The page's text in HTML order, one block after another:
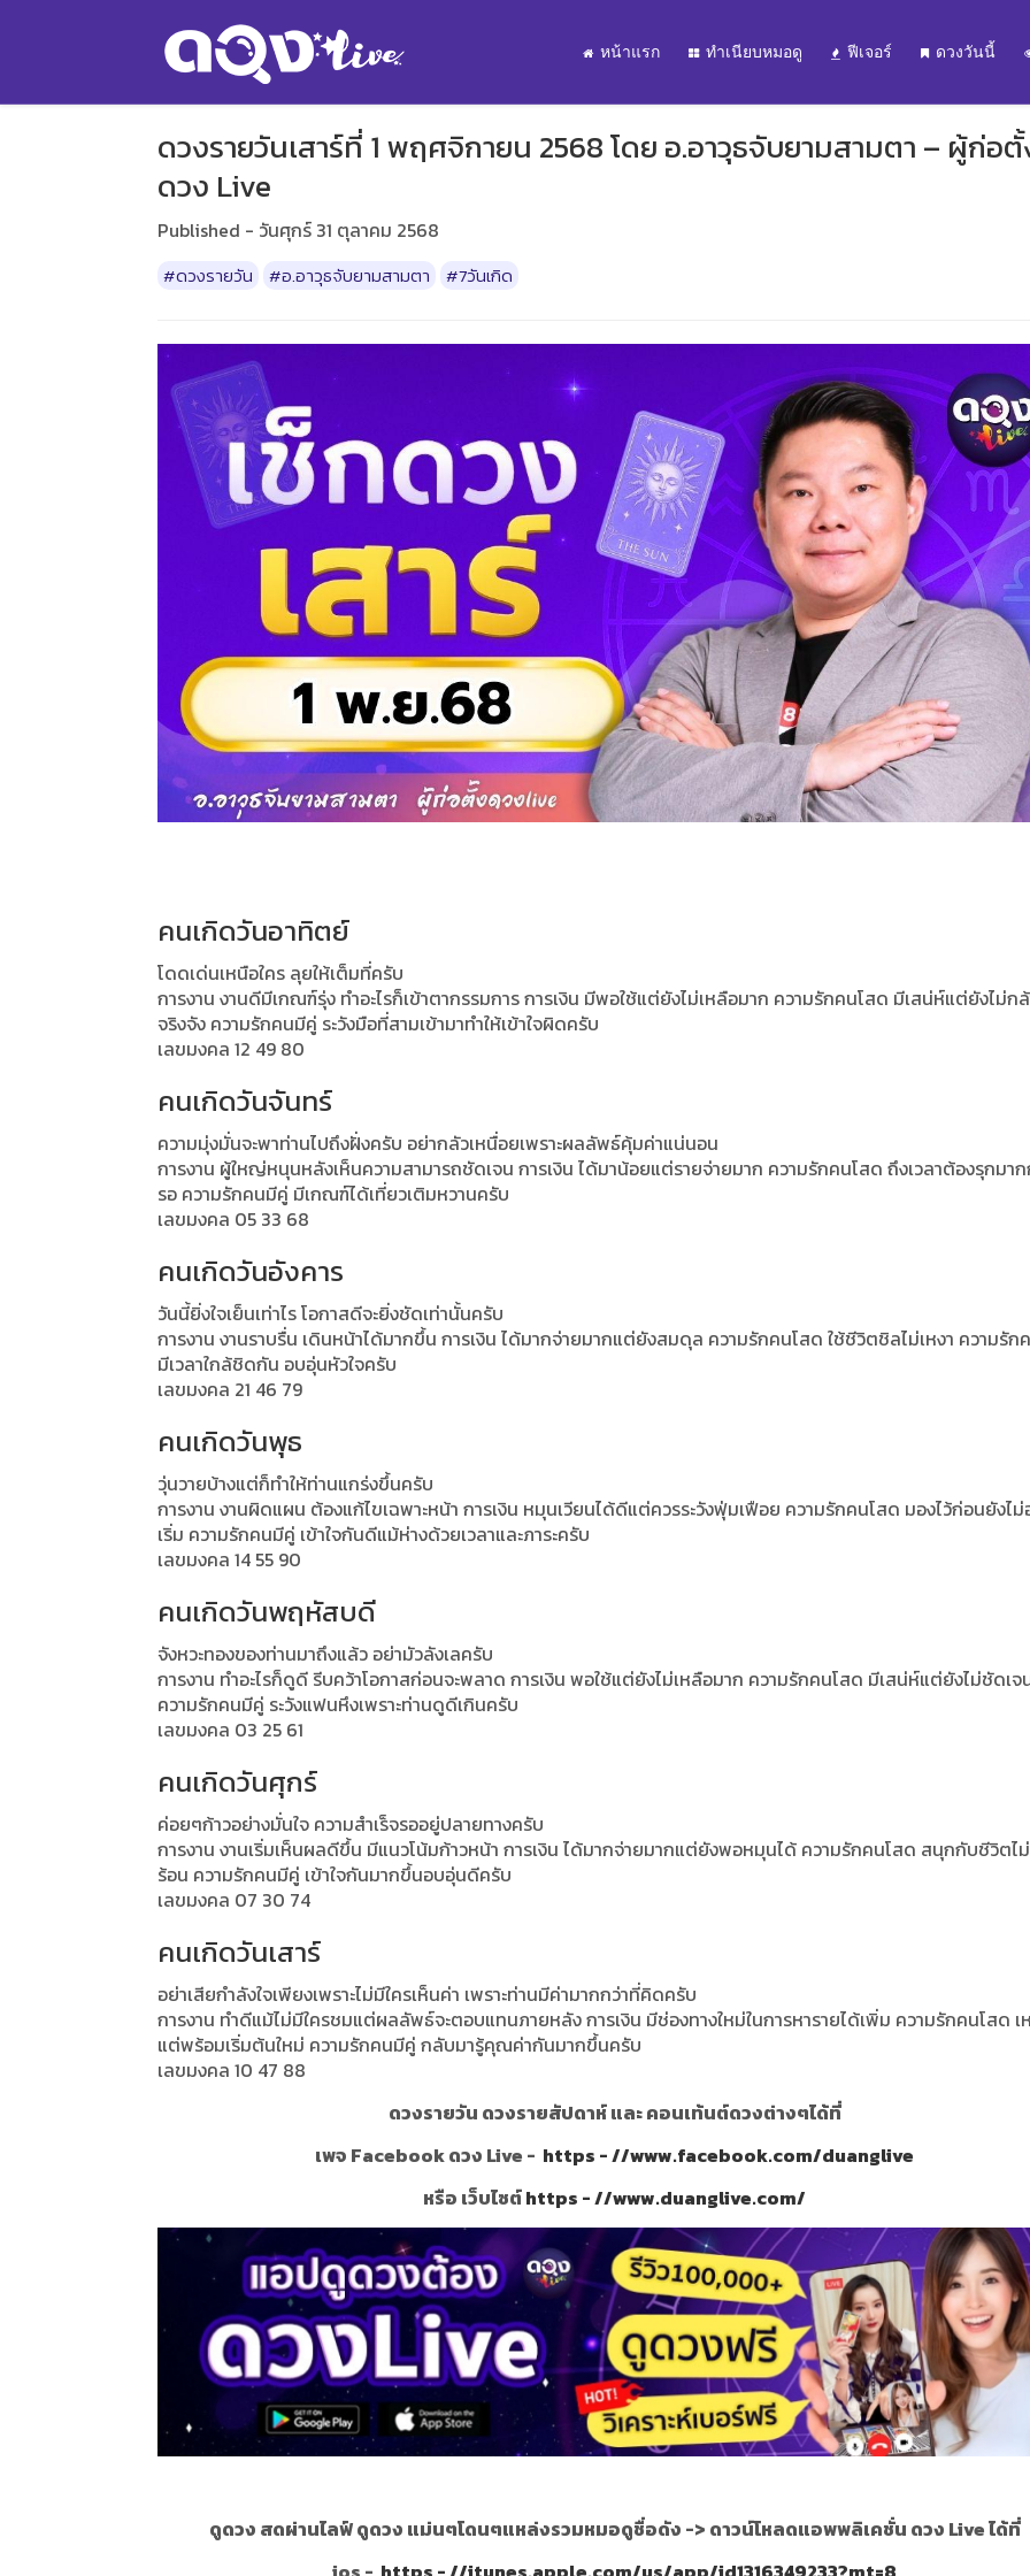
หน้าแรก ทำเนียบหมอดู ฟีเจอร์ ดวงวันนี้
ดวงรายวันเสาร์ที่ 1 พฤศจิกายน 2568 โดย อ.อาวุธจับยามสามตา – ผู้ก่อ
ดวง Live
Published - วันศุกร์ 31 ตุลาคม 2568
#ดวงรายวัน #อ.อาวุธจับยามสามตา #7วันเกิด
คนเกิดวันอาทิตย์
โดดเด่นเหนือใคร ลุยให้เต็มที่ครับ
การงาน งานดีมีเกณฑ์รุ่ง ทำอะไรก็เข้าตากรรมการ การเงิน มีพอใช้แต่ยังไม่เหลือมาก ความรักคนโสด มีเสน่ห์แต่ยังไม่ก
จริงจัง ความรักคนมีคู่ ระวังมือที่สามเข้ามาทำให้เข้าใจผิดครับ
เลขมงคล 12 49 80
คนเกิดวันจันทร์
ความมุ่งมั่นจะพาท่านไปถึงฝั่งครับ อย่ากลัวเหนื่อยเพราะผลลัพธ์คุ้มค่าแน่นอน
การงาน ผู้ใหญ่หนุนหลังเห็นความสามารถชัดเจน การเงิน ได้มาน้อยแต่รายจ่ายมาก ความรักคนโสด ถึงเวลาต้องรุกมาก
รอ ความรักคนมีคู่ มีเกณฑ์ได้เที่ยวเติมหวานครับ
เลขมงคล 05 33 68
คนเกิดวันอังคาร
วันนี้ยิ่งใจเย็นเท่าไร โอกาสดีจะยิ่งชัดเท่านั้นครับ
การงาน งานราบรื่น เดินหน้าได้มากขึ้น การเงิน ได้มากจ่ายมากแต่ยังสมดุล ความรักคนโสด ใช้ชีวิตชิลไม่เหงา ความรัก
มีเวลาใกล้ชิดกัน อบอุ่นหัวใจครับ
เลขมงคล 21 46 79
คนเกิดวันพุธ
วุ่นวายบ้างแต่ก็ทำให้ท่านแกร่งขึ้นครับ
การงาน งานผิดแผน ต้องแก้ไขเฉพาะหน้า การเงิน หมุนเวียนได้ดีแต่ควรระวังฟุ่มเฟือย ความรักคนโสด มองไว้ก่อนยังไม่
เริ่ม ความรักคนมีคู่ เข้าใจกันดีแม้ห่างด้วยเวลาและภาระครับ
เลขมงคล 14 55 90
คนเกิดวันพฤหัสบดี
จังหวะทองของท่านมาถึงแล้ว อย่ามัวลังเลครับ
การงาน ทำอะไรก็ดูดี รีบคว้าโอกาสก่อนจะพลาด การเงิน พอใช้แต่ยังไม่เหลือมาก ความรักคนโสด มีเสน่ห์แต่ยังไม่ชัดเจ
ความรักคนมีคู่ ระวังแฟนหึงเพราะท่านดูดีเกินครับ
เลขมงคล 03 25 61
คนเกิดวันศุกร์
ค่อยๆก้าวอย่างมั่นใจ ความสำเร็จรออยู่ปลายทางครับ
การงาน งานเริ่มเห็นผลดีขึ้น มีแนวโน้มก้าวหน้า การเงิน ได้มากจ่ายมากแต่ยังพอหมุนได้ ความรักคนโสด สนุกกับชีวิตไ
ร้อน ความรักคนมีคู่ เข้าใจกันมากขึ้นอบอุ่นดีครับ
เลขมงคล 07 30 74
คนเกิดวันเสาร์
อย่าเสียกำลังใจเพียงเพราะไม่มีใครเห็นค่า เพราะท่านมีค่ามากกว่าที่คิดครับ
การงาน ทำดีแม้ไม่มีใครชมแต่ผลลัพธ์จะตอบแทนภายหลัง การเงิน มีช่องทางใหม่ในการหารายได้เพิ่ม ความรักคนโสด เ
แต่พร้อมเริ่มต้นใหม่ ความรักคนมีคู่ กลับมารู้คุณค่ากันมากขึ้นครับ
เลขมงคล 10 47 88
ดวงรายวัน ดวงรายสัปดาห์ และ คอนเท้นต์ดวงต่างๆได้ที่
เพจ Facebook ดวง Live - https - //www.facebook.com/duanglive
หรือ เว็บไซต์https - //www.duanglive.com/
ดูดวง สดผ่านไลฟ์ ดูดวง แม่นๆโดนๆแหล่งรวมหมอดูชื่อดัง -> ดาวน์โหลดแอพพลิเคชั่น ดวง Live ได้ที่